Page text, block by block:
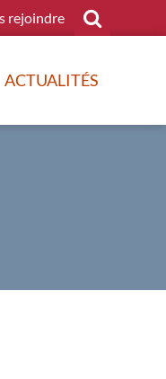
rejoindre
ACTUALITÉS